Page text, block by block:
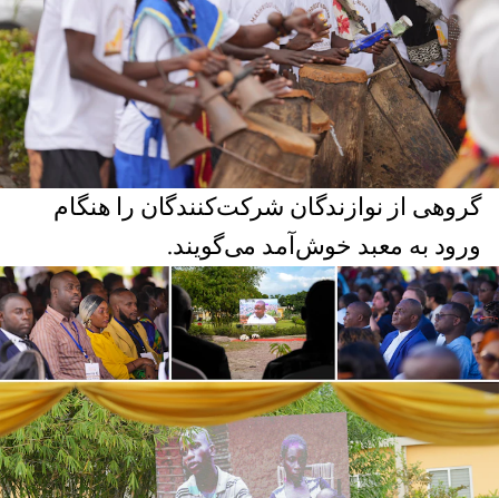
گروهی از نوازندگان شرکت‌کنندگان را هنگام
ورود به معبد خوش‌آمد می‌گویند.